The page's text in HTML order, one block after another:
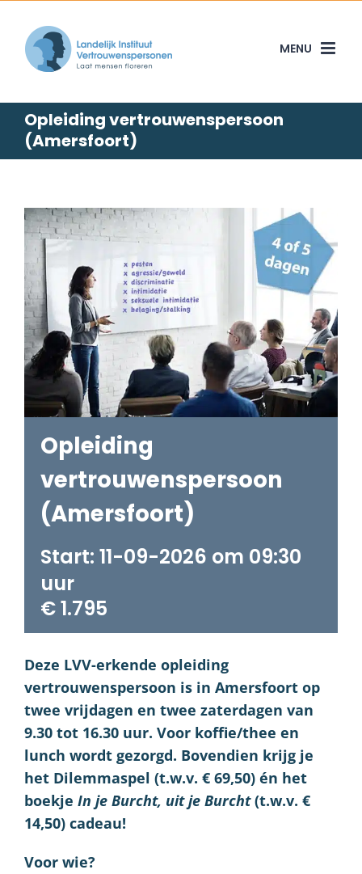
content
Opleiding vertrouwenspersoon
(Amersfoort)
Opleiding
vertrouwenspersoon
(Amersfoort)
11-09-2026 om 09:30
€ 1.795
Deze LVV-erkende opleiding
vertrouwenspersoon is in Amersfoort op
twee vrijdagen en twee zaterdagen van
9.30 tot 16.30 uur. Voor koffie/thee en
lunch wordt gezorgd. Bovendien krijg je
het Dilemmaspel (t.w.v. € 69,50) én het
boekje In je Burcht, uit je Burcht(t.w.v. €
14,50) cadeau!
Voor wie?